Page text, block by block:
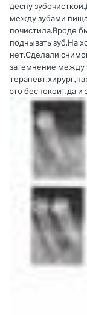
десну
между зубами
почистила.Вроде
поднывать зуб.На
нет.Сделали
затемнение между
это беспокоит,да и